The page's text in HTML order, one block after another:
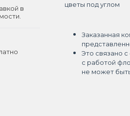
в
цветы под углом
Заказанная
Это связано
с работой
не может